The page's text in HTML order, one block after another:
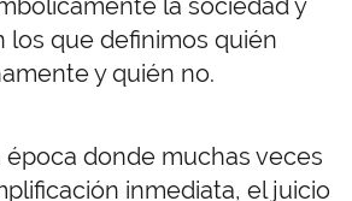
la sociedad y
los que definimos quién
y quién no.
donde muchas veces
inmediata, el juicio